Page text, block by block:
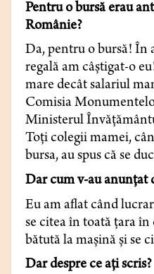
Pentru o bursă erau
Românie?
Da, pentru o bursă! În
regală am câştigat-o
mare decât salariul
Comisia
Ministerul
Toţi colegii mamei,
bursa, au spus că se
Dar cum v-au anunţat
Eu am aflat când
se citea în toată ţara în
bătută la maşină şi se
Dar despre ce aţi scris?